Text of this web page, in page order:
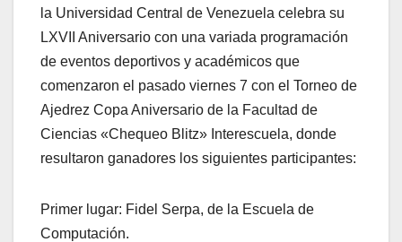
la Universidad Central de Venezuela celebra su
LXVII Aniversario con una variada programación
de eventos deportivos y académicos que
comenzaron el pasado viernes 7 con el Torneo de
Ajedrez Copa Aniversario de la Facultad de
Ciencias «Chequeo Blitz» Interescuela, donde
resultaron ganadores los siguientes participantes:
Primer lugar: Fidel Serpa, de la Escuela de
Computación.